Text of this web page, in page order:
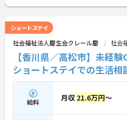
ショートステイ
社会福祉法人慶生会クレール慶 社会
【香川県／高松市】未経
ショートステイでの生活
給料 月収 21.6万円～